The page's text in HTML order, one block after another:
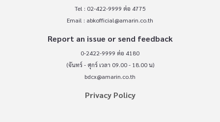
Tel : 02-422-9999 ต่อ 4775
Email : abkofficial@amarin.co.th
Report an issue or send feedback
0-2422-9999 ต่อ 4180
(จันทร์ - ศุกร์ เวลา 09.00 - 18.00 น)
bdcx@amarin.co.th
Privacy Policy